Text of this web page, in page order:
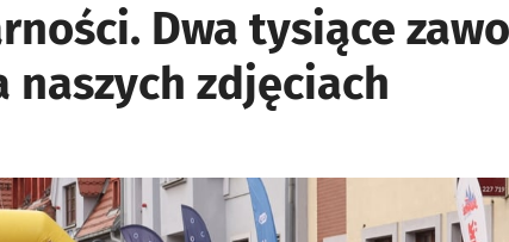
Dwa tysiące
naszych zdjęciach